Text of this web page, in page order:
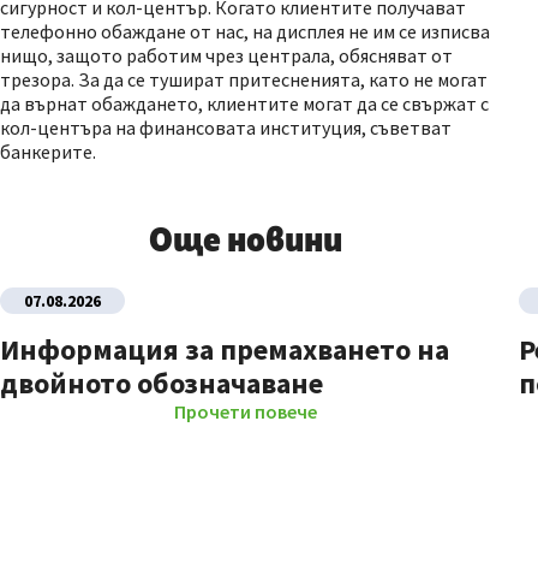
сигурност и кол-център. Когато клиентите получават
телефонно обаждане от нас, на дисплея не им се изписва
нищо, защото работим чрез централа, обясняват от
трезора. За да се тушират притесненията, като не могат
да върнат обаждането, клиентите могат да се свържат с
кол-центъра на финансовата институция, съветват
банкерите.
Още новини
07.08.2026
Информация за премахването на
двойното обозначаване
Прочети повече